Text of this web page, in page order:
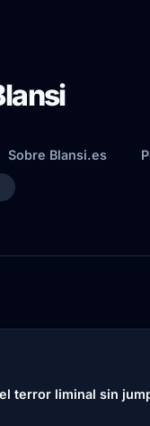
Sobre Blansi.es
terror liminal sin